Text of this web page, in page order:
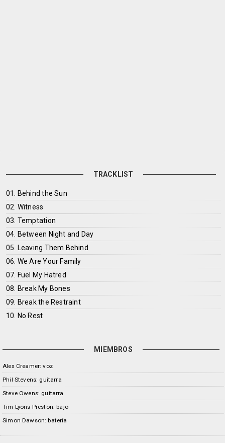
TRACKLIST
01. Behind the Sun
02. Witness
03. Temptation
04. Between Night and Day
05. Leaving Them Behind
06. We Are Your Family
07. Fuel My Hatred
08. Break My Bones
09. Break the Restraint
10. No Rest
MIEMBROS
Alex Creamer: voz
Phil Stevens: guitarra
Steve Owens: guitarra
Tim Lyons Preston: bajo
Simon Dawson: batería